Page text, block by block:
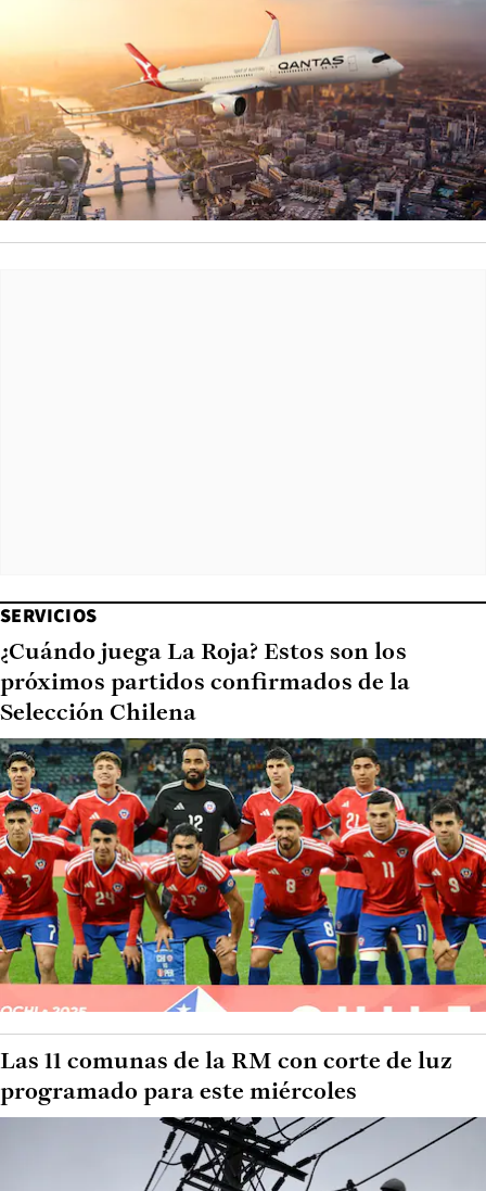
SERVICIOS
¿Cuándo juega La Roja? Estos son los
próximos partidos confirmados de la
Selección Chilena
Las 11 comunas de la RM con corte de luz
programado para este miércoles